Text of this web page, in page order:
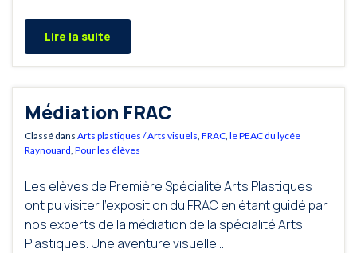
Lire la suite
Médiation FRAC
Classé dans Arts plastiques / Arts visuels FRAC le PEAC du lycée
Raynouard Pour les élèves
Les élèves de Première Spécialité Arts Plastiques
ont pu visiter l’exposition du FRAC en étant guidé par
nos experts de la médiation de la spécialité Arts
Plastiques. Une aventure visuelle…